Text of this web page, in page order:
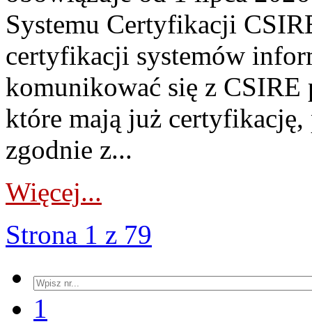
Systemu Certyfikacji
certyfikacji systemów
komunikować się z
które mają już
zgodnie z...
Więcej...
Strona 1 z 79
1